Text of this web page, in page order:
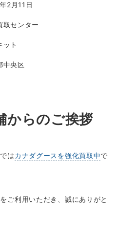
2月11日
取センター
ット
中央区
からのご挨拶
はカナダグースを強化買取中で
ご利用いただき、誠にありがと